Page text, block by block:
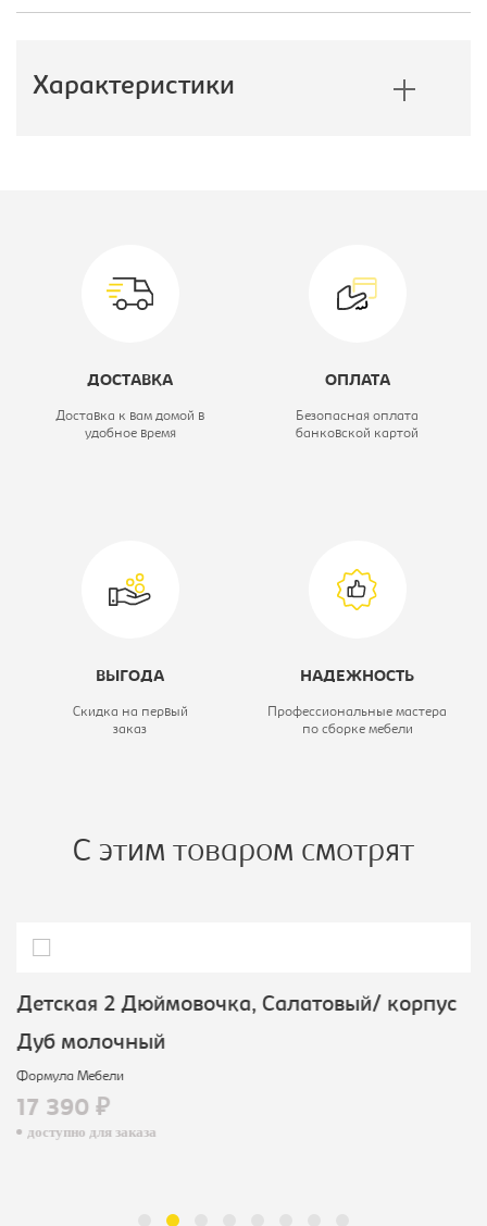
Характеристики
Вид кровати: Кровать
Глубина, мм: 940
оранжевый
ДОСТАВКА
Доставка к вам домой в
удобное время
ОПЛАТА
Безопасная оплата
банковской картой
ВЫГОДА
Скидка на первый
заказ
НАДЕЖНОСТЬ
Профессиональные мастера
по сборке мебели
С этим товаром смотрят
Детская 2 Дюймовочка, Салатовый/ корпус
Дуб молочный
Формула Мебели
17 390 ₽
доступно для заказа